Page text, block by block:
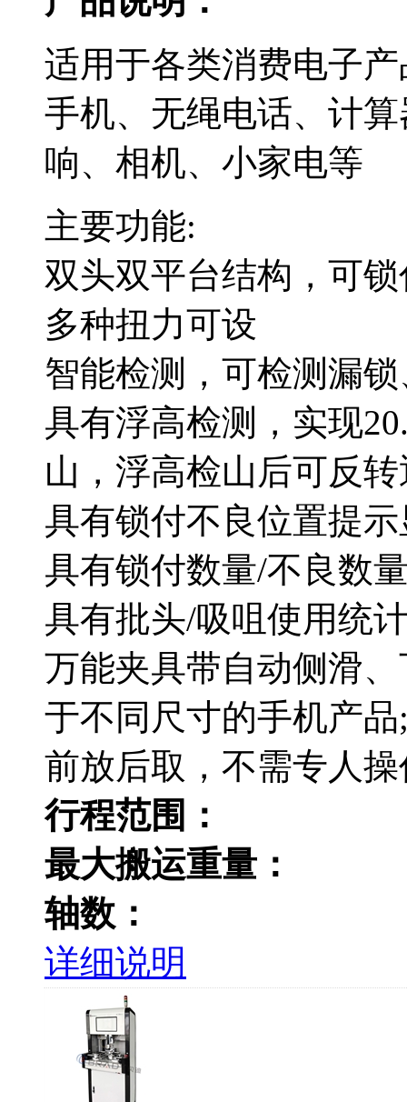
适用于各类消费电子
手机、无绳电话、计
响、相机、小家电等
主要功能:
双头双平台结构，可
多种扭力可设
智能检测，可检测漏
具有浮高检测，实现
山，浮高检山后可反
具有锁付不良位置提
具有锁付数量/不良数
具有批头/吸咀使用统
万能夹具带自动侧滑
于不同尺寸的手机产品
前放后取，不需专人
行程范围：
最大搬运重量：
轴数：
详细说明